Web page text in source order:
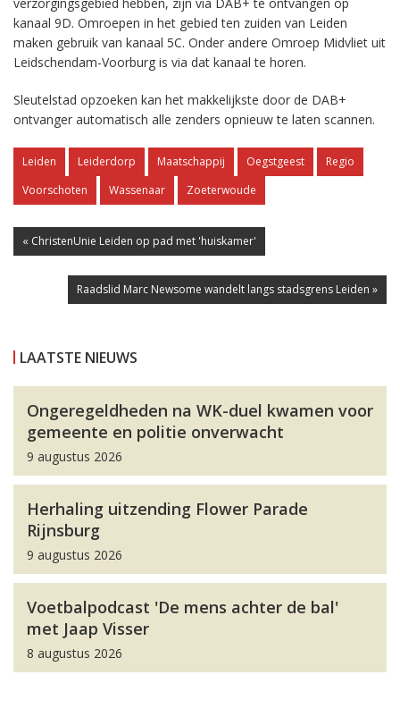
kanaal 9D. Omroepen in het gebied ten zuiden van Leiden
maken gebruik van kanaal 5C. Onder andere Omroep Midvliet uit
Leidschendam-Voorburg is via dat kanaal te horen.
Sleutelstad opzoeken kan het makkelijkste door de DAB+
ontvanger automatisch alle zenders opnieuw te laten scannen.
Leiden Leiderdorp Maatschappij Oegstgeest
Regio
Voorschoten
Wassenaar Zoeterwoude
« ChristenUnie Leiden op pad met 'huiskamer'
Raadslid Marc Newsome wandelt langs stadsgrens Leiden »
LAATSTE NIEUWS
Ongeregeldheden na WK-duel kwamen voor
gemeente en politie onverwacht
9 augustus 2026
Herhaling uitzending Flower Parade
Rijnsburg
9 augustus 2026
Voetbalpodcast 'De mens achter de bal'
met Jaap Visser
8 augustus 2026